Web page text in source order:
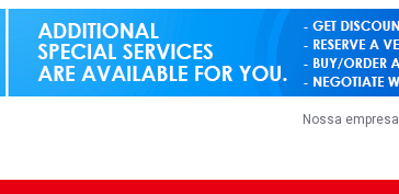
Nossa empresa